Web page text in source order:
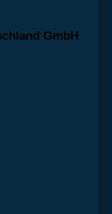
GmbH